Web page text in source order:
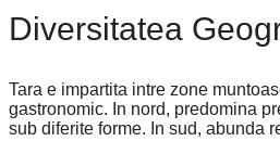
Diversitatea
Tara e impartita intre zone
gastronomic. In nord, predomina
sub diferite forme. In sud, abunda